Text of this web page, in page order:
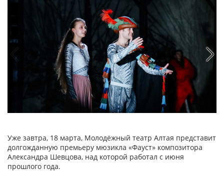
Уже завтра, 18 марта, Молодёжный театр Алтая представит
долгожданную премьеру мюзикла «Фауст» композитора
Александра Шевцова, над которой работал с июня
прошлого года.